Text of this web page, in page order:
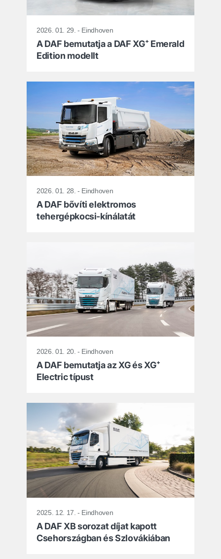
2026. 01. 29. - Eindhoven
A DAF bemutatja a DAF XG⁺ Emerald
Edition modellt
2026. 01. 28. - Eindhoven
A DAF bővíti elektromos
tehergépkocsi-kínálatát
2026. 01. 20. - Eindhoven
A DAF bemutatja az XG és XG⁺
Electric típust
2025. 12. 17. - Eindhoven
A DAF XB sorozat díjat kapott
Csehországban és Szlovákiában